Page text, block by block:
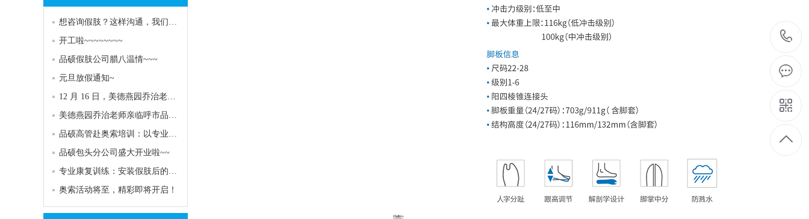
想咨询假肢？这样沟通，我们能更快更好地帮到您！
开工啦~~~~~~~~
品硕假肢公司腊八温情~~~
元旦放假通知~
12 月 16 日，美德燕园乔治老师再次亮相呼市品硕专家门诊！
美德燕园乔治老师亲临呼市品硕，专业服务助力客户康复
品硕高管赴奥索培训：以专业赋能，共探康复服务高度
品硕包头分公司盛大开业啦~~
专业康复训练：安装假肢后的关键助力
奥索活动将至，精彩即将开启！